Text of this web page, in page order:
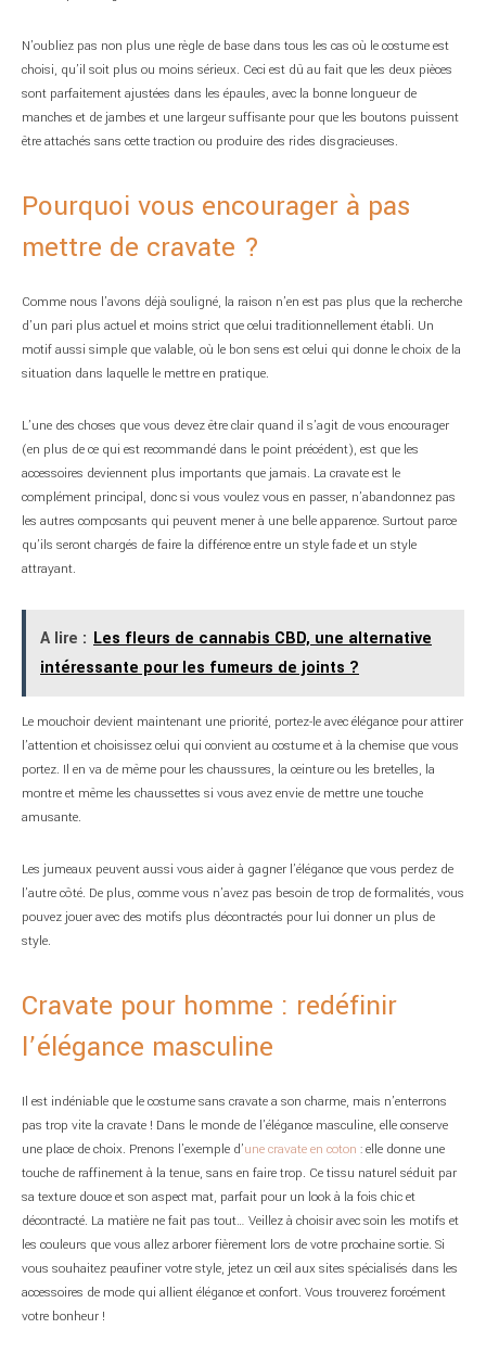
N’oubliez pas non plus une règle de base dans tous les cas où le costume est
choisi, qu’il soit plus ou moins sérieux. Ceci est dû au fait que les deux pièces
sont parfaitement ajustées dans les épaules, avec la bonne longueur de
manches et de jambes et une largeur suffisante pour que les boutons puissent
être attachés sans cette traction ou produire des rides disgracieuses.
Pourquoi vous encourager à pas
mettre de cravate ?
Comme nous l’avons déjà souligné, la raison n’en est pas plus que la recherche
d’un pari plus actuel et moins strict que celui traditionnellement établi. Un
motif aussi simple que valable, où le bon sens est celui qui donne le choix de la
situation dans laquelle le mettre en pratique.
L’une des choses que vous devez être clair quand il s’agit de vous encourager
(en plus de ce qui est recommandé dans le point précédent), est que les
accessoires deviennent plus importants que jamais. La cravate est le
complément principal, donc si vous voulez vous en passer, n’abandonnez pas
les autres composants qui peuvent mener à une belle apparence. Surtout parce
qu’ils seront chargés de faire la différence entre un style fade et un style
attrayant.
A lire : Les fleurs de cannabis CBD, une alternative
intéressante pour les fumeurs de joints ?
Le mouchoir devient maintenant une priorité, portez-le avec élégance pour attirer
l’attention et choisissez celui qui convient au costume et à la chemise que vous
portez. Il en va de même pour les chaussures, la ceinture ou les bretelles, la
montre et même les chaussettes si vous avez envie de mettre une touche
amusante.
Les jumeaux peuvent aussi vous aider à gagner l’élégance que vous perdez de
l’autre côté. De plus, comme vous n’avez pas besoin de trop de formalités, vous
pouvez jouer avec des motifs plus décontractés pour lui donner un plus de
style.
Cravate pour homme : redéfinir
l’élégance masculine
Il est indéniable que le costume sans cravate a son charme, mais n’enterrons
pas trop vite la cravate ! Dans le monde de l’élégance masculine, elle conserve
une place de choix. Prenons l’exemple d’une cravate en coton : elle donne une
touche de raffinement à la tenue, sans en faire trop. Ce tissu naturel séduit par
sa texture douce et son aspect mat, parfait pour un look à la fois chic et
décontracté. La matière ne fait pas tout… Veillez à choisir avec soin les motifs et
les couleurs que vous allez arborer fièrement lors de votre prochaine sortie. Si
vous souhaitez peaufiner votre style, jetez un œil aux sites spécialisés dans les
accessoires de mode qui allient élégance et confort. Vous trouverez forcément
votre bonheur !